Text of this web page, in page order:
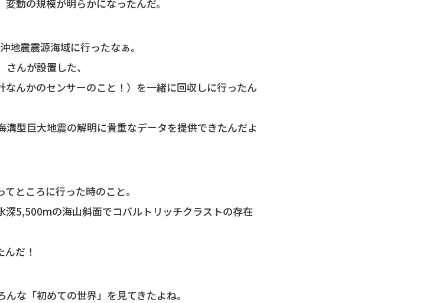
動の規模が明らかになったんだ。
地震震源海域に行ったなぁ。
んが設置した、
なんかのセンサーのこと！）を一緒に回収しに行ったん
溝型巨大地震の解明に貴重なデータを提供できたんだよ
ところに行った時のこと。
深5,500mの海山斜面でコバルトリッチクラストの存在
だ！
な「初めての世界」を見てきたよね。